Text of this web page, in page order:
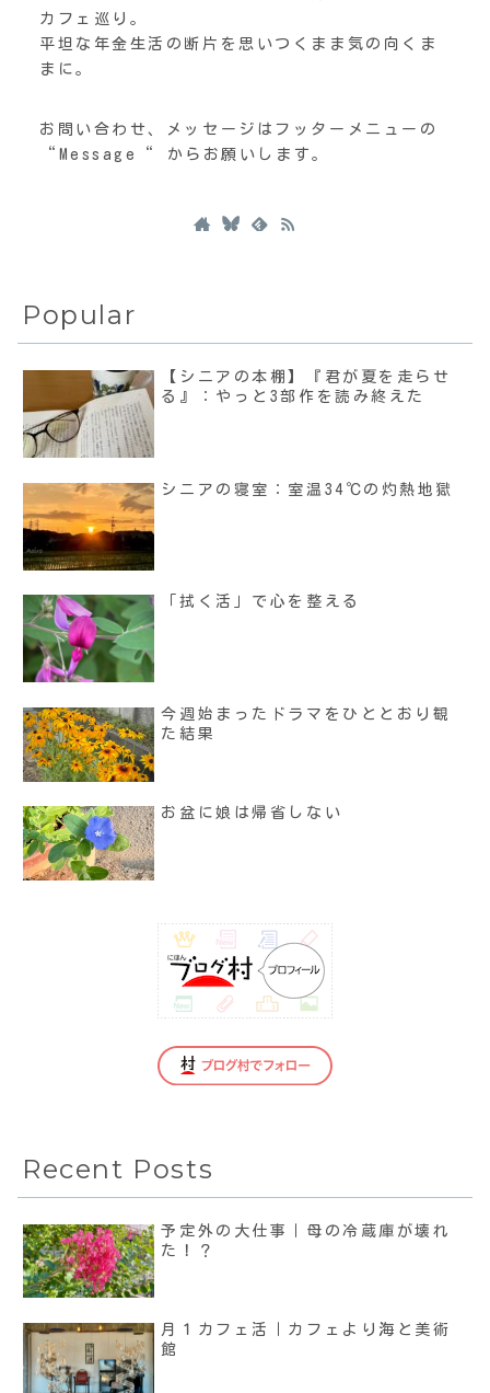
カフェ巡り。
平坦な年金生活の断片を思いつくまま気の向くま
まに。
お問い合わせ、メッセージはフッターメニューの
“Message“ からお願いします。
Popular
【シニアの本棚】『君が夏を走らせ
る』：やっと3部作を読み終えた
シニアの寝室：室温34℃の灼熱地獄
「拭く活」で心を整える
今週始まったドラマをひととおり観
た結果
お盆に娘は帰省しない
Recent Posts
予定外の大仕事｜母の冷蔵庫が壊れ
た！？
月１カフェ活｜カフェより海と美術
館